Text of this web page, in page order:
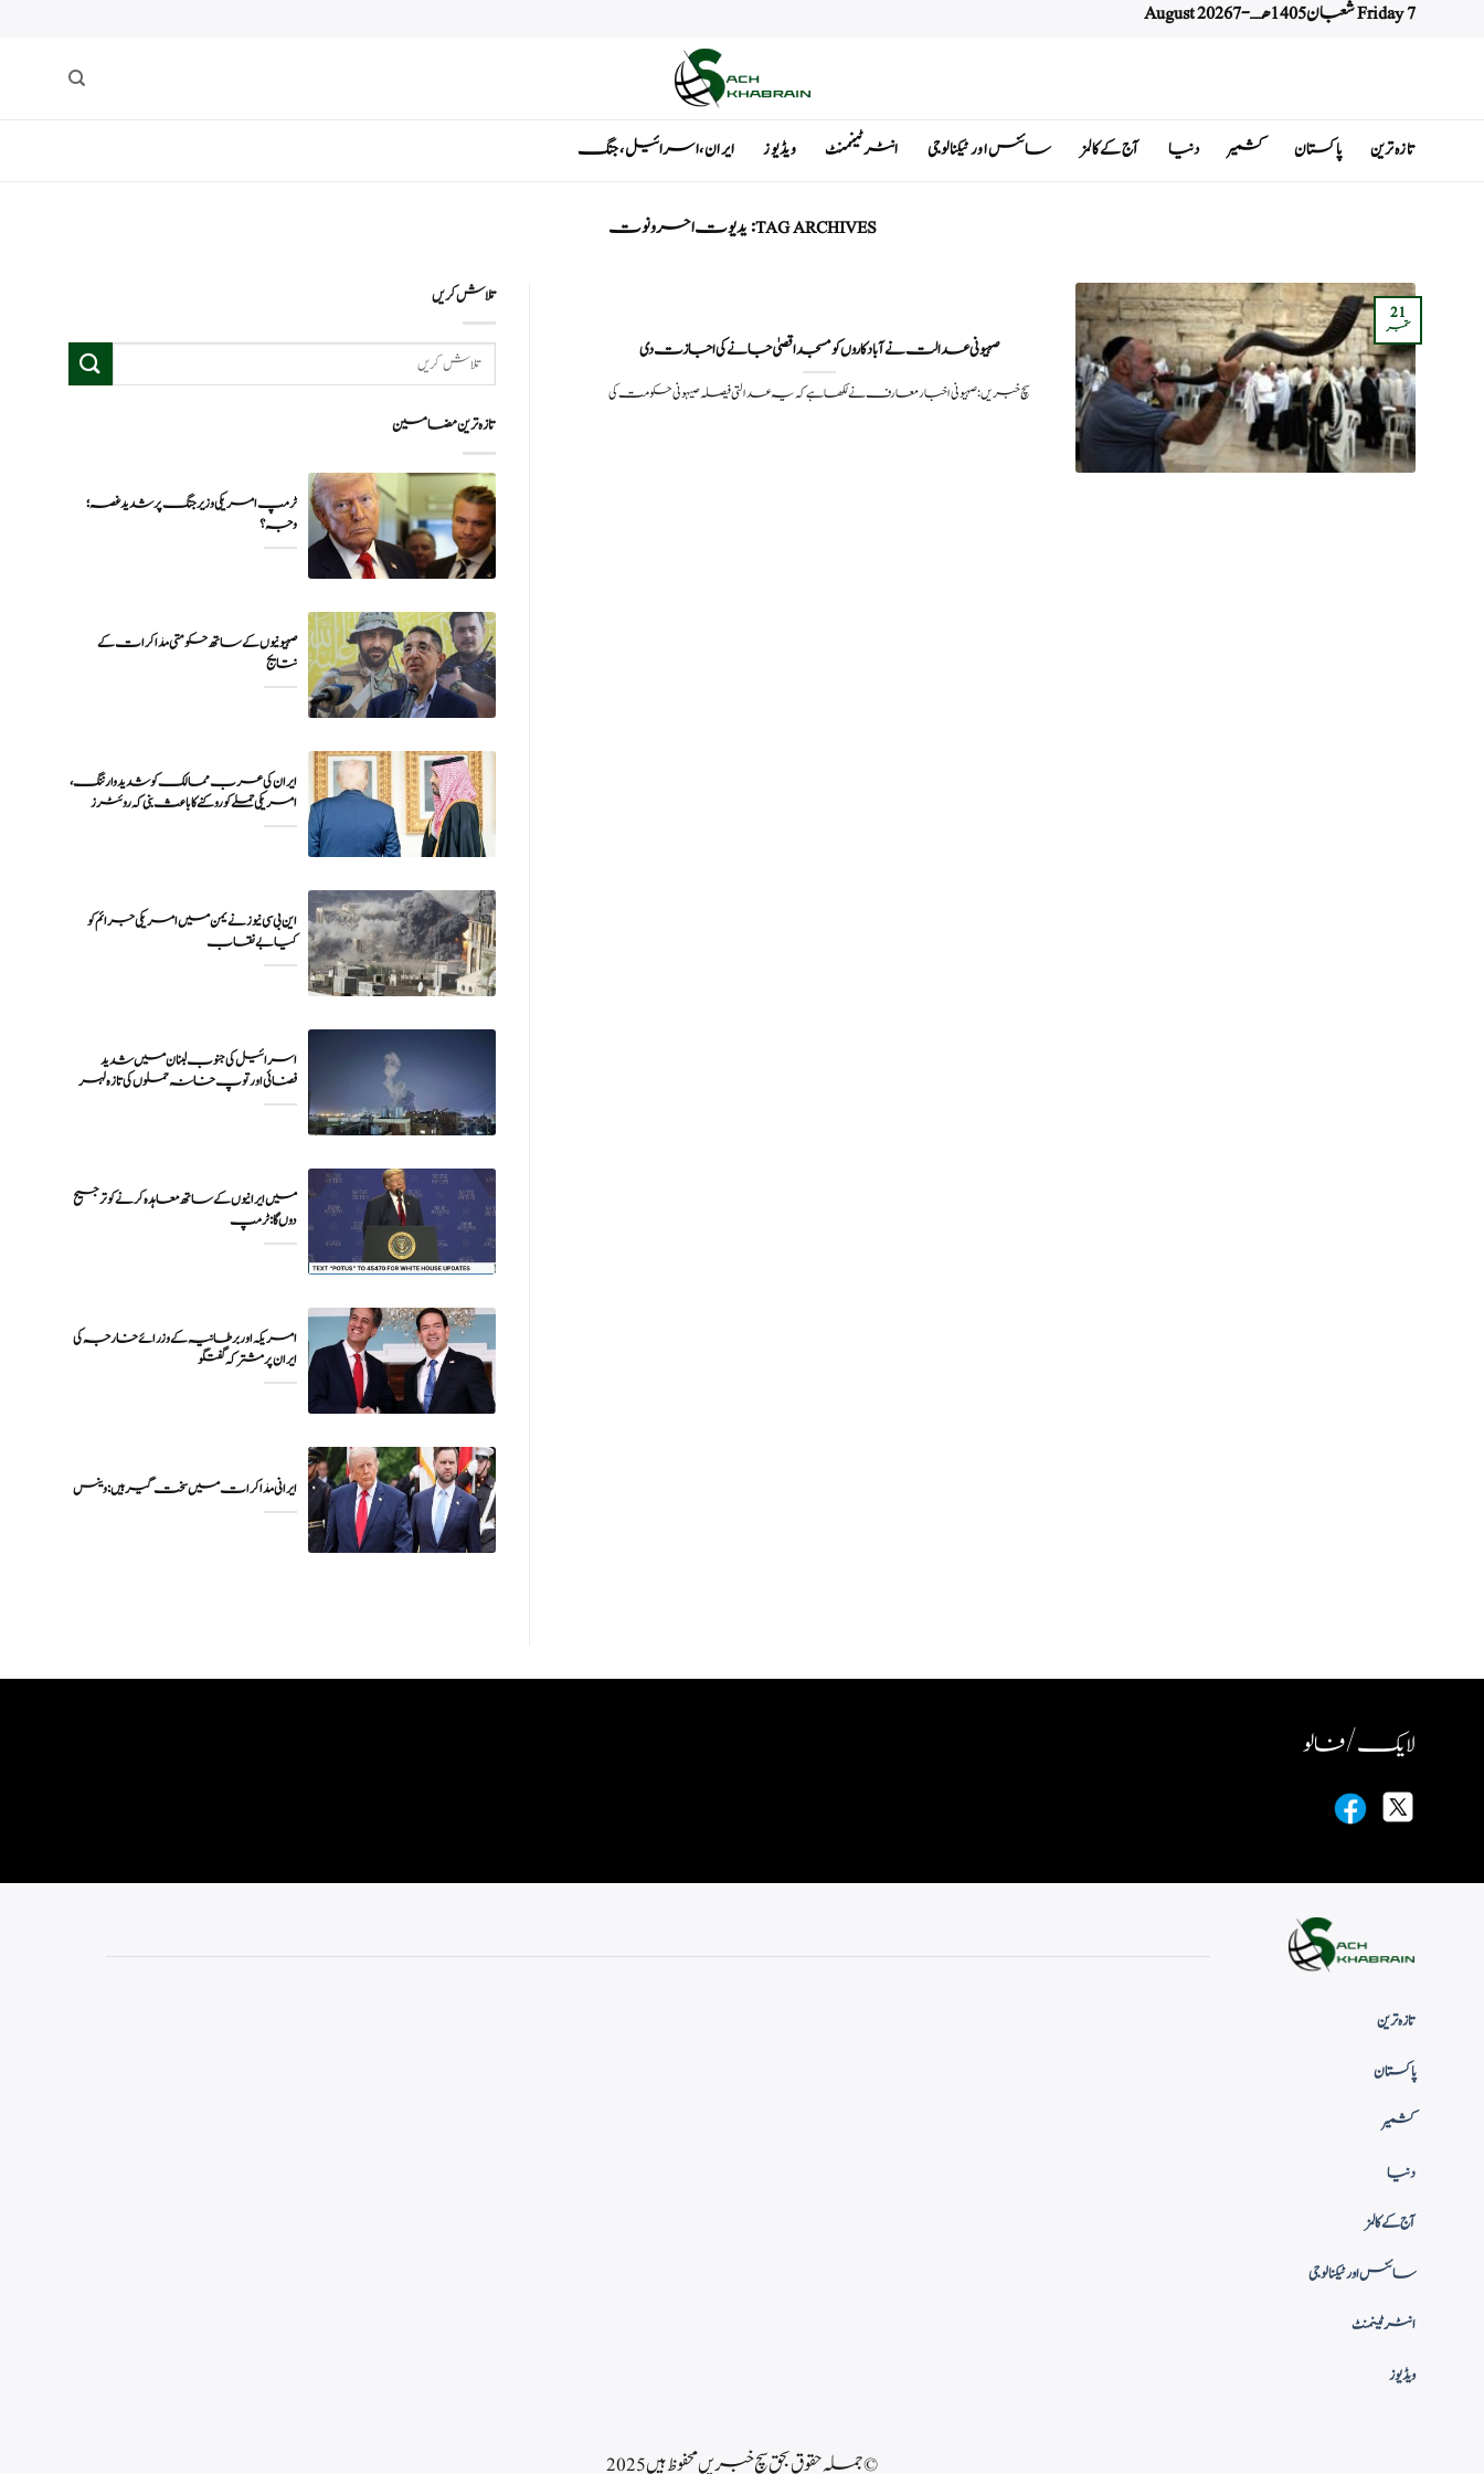
Friday 7 شعبان 1405 هـ - 7 August 2026
تازہ ترین پاکستان کشمیر دنیا آج کے کالمز سائنس اور ٹیکنالوجی انٹرٹینمنٹ ویڈیوز ایران ، اسرائیل ، جنگ
TAG ARCHIVES: یدیوت احرونوت
صہیونی عدالت نے آباد کاروں کو مسجد اقصیٰ جانے کی اجازت دی
سچ خبریں: صہیونی اخبارمعارف نے لکھا ہے کہ یہ عدالتی فیصلہ صیہونی حکومت کی
21
ستمبر
تلاش کریں
تازہ ترین مضامین
ٹرمپ امریکی وزیر جنگ پر شدید غصہ؛
وجہ ؟
صہیونیوں کے ساتھ حکومتی مذاکرات کے
نتایج
ایران کی عرب ممالک کو شدید وارننگ،
امریکی حملے کو روکنے کا باعث بنی کہ روئٹرز
این بی سی نیوز نے یمن میں امریکی جرائم کو
اسرائیل کی جنوب لبنان میں شدید
فضائی اور توپ خانہ حملوں کی تازہ لہر
میں ایرانیوں کے ساتھ معاہدہ کرنے کو ترجیح
دوں گا : ٹرمپ
امریکہ اور برطانیہ کے وزرائے خارجہ کی
ایران پر مشترکہ گفتگو
ایرانی مذاکرات میں سخت گیر ہیں: وینس
لایک / فالو
تازہ ترین
پاکستان
کشمیر
دنیا
آج کے کالمز
سائنس اور ٹیکنالوجی
انٹرٹینمنٹ
ویڈیوز
© جملہ حقوق بحق سچ خبریں محفوظ ہیں 2025